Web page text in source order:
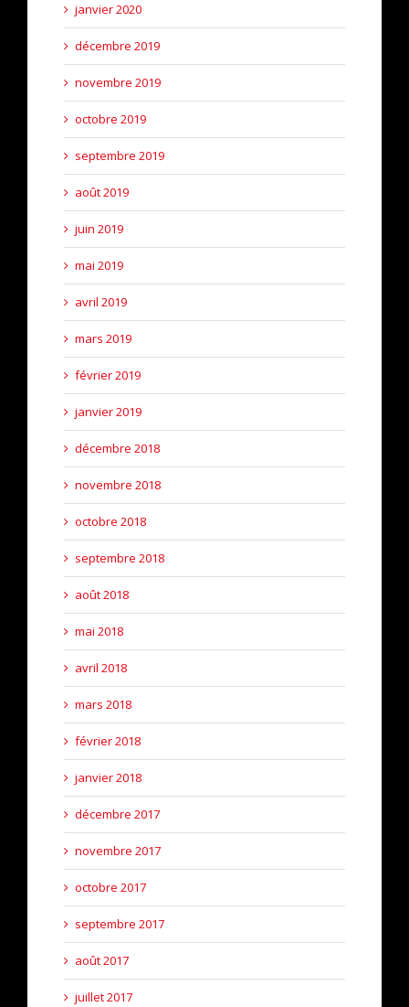
janvier 2020
décembre 2019
novembre 2019
octobre 2019
septembre 2019
août 2019
juin 2019
mai 2019
avril 2019
mars 2019
février 2019
janvier 2019
décembre 2018
novembre 2018
octobre 2018
septembre 2018
août 2018
mai 2018
avril 2018
mars 2018
février 2018
janvier 2018
décembre 2017
novembre 2017
octobre 2017
septembre 2017
août 2017
juillet 2017